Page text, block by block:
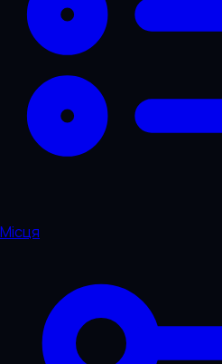
Місця